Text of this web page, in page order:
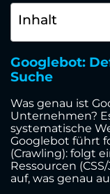
Inhalt
Googlebot:
Suche
Was genau ist
Unternehmen?
systematische
Googlebot führt
(Crawling): folgt
Ressourcen
auf, was genau